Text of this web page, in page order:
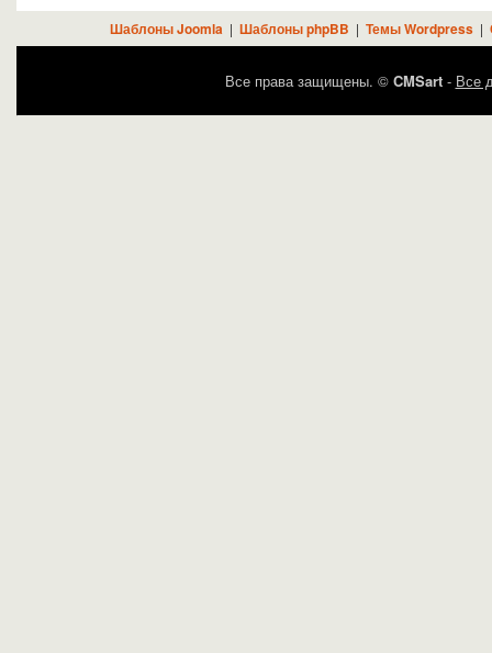
Шаблоны Joomla | Шаблоны phpBB | Темы Wordpress|
Все права защищены. © CMSart- Все